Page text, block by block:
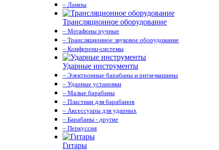
– Лампы
Трансляционное оборудование
– Мегафоны ручные
– Трансляционное звуковое оборудование
– Конференц-системы
Ударные инструменты
– Электронные барабаны и ритм-машины
– Ударные установки
– Малые барабаны
– Пластики для барабанов
– Аксессуары для ударных
– Барабаны - другие
– Перкуссия
Гитары